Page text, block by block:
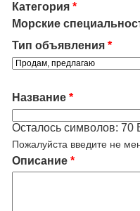
Категория *
Морские
Тип объявления *
Название *
Осталось символов: 70
Пожалуйста введите не
Описание *